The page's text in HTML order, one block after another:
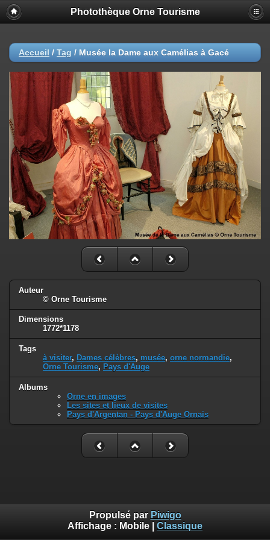
Photothèque Orne Tourisme
Accueil / Tag / Musée la Dame aux Camélias à Gacé
Auteur
© Orne Tourisme
Dimensions
1772*1178
Tags
à visiter, Dames célèbres, musée, orne normandie,
Orne Tourisme, Pays d'Auge
Albums
Orne en images
Les sites et lieux de visites
Pays d'Argentan - Pays d'Auge Ornais
Propulsé par Piwigo
Affichage : Mobile Classique